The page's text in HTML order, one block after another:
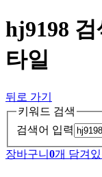
hj9198
타일
뒤로 가기
키워드 검색
검색어 입력
장바구니 0개 담겨